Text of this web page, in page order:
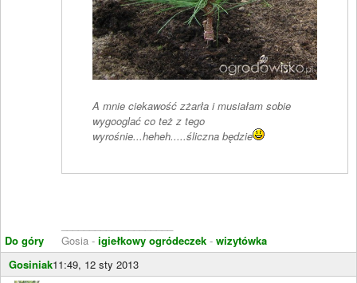
Do góry
A mnie ciekawość zżarła i musiałam sobie
wygooglać co też z tego
wyrośnie...heheh.....śliczna będzie
Gosia - igiełkowy ogródeczek - wizytówka
Gosiniak11:49, 12 sty 2013